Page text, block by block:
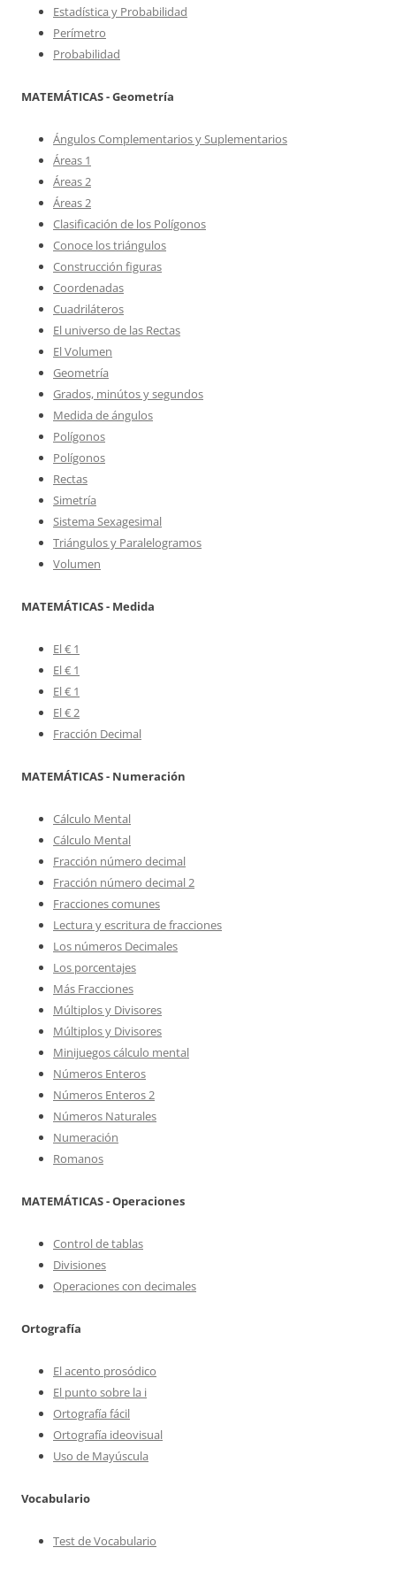
Estadística y Probabilidad
Perímetro
Probabilidad
MATEMÁTICAS - Geometría
Ángulos Complementarios y Suplementarios
Áreas 1
Áreas 2
Áreas 2
Clasificación de los Polígonos
Conoce los triángulos
Construcción figuras
Coordenadas
Cuadriláteros
El universo de las Rectas
El Volumen
Geometría
Grados, minútos y segundos
Medida de ángulos
Polígonos
Polígonos
Rectas
Simetría
Sistema Sexagesimal
Triángulos y Paralelogramos
Volumen
MATEMÁTICAS - Medida
El € 1
El € 1
El € 1
El € 2
Fracción Decimal
MATEMÁTICAS - Numeración
Cálculo Mental
Cálculo Mental
Fracción número decimal
Fracción número decimal 2
Fracciones comunes
Lectura y escritura de fracciones
Los números Decimales
Los porcentajes
Más Fracciones
Múltiplos y Divisores
Múltiplos y Divisores
Minijuegos cálculo mental
Números Enteros
Números Enteros 2
Números Naturales
Numeración
Romanos
MATEMÁTICAS - Operaciones
Control de tablas
Divisiones
Operaciones con decimales
Ortografía
El acento prosódico
El punto sobre la i
Ortografía fácil
Ortografía ideovisual
Uso de Mayúscula
Vocabulario
Test de Vocabulario